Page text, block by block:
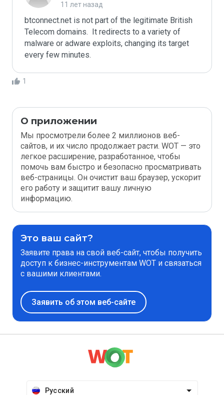
11 лет назад
btconnect.net is not part of the legitimate British
Telecom domains.  It redirects to a variety of
malware or adware exploits, changing its target
every few minutes.
1
О приложении
Мы просмотрели более 2 миллионов веб-
сайтов, и их число продолжает расти. WOT — это
легкое расширение, разработанное, чтобы
помочь вам быстро и безопасно просматривать
веб-страницы. Он очистит ваш браузер, ускорит
его работу и защитит вашу личную
информацию.
Это ваш сайт?
Заявите права на свой веб-сайт, чтобы получить
доступ к бизнес-инструментам WOT и связаться
с вашими клиентами.
Заявить об этом веб-сайте
Русский